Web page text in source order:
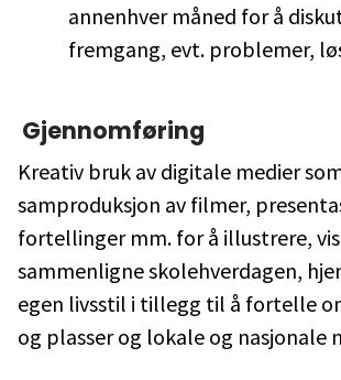
annenhver måned for å
fremgang, evt. problemer,
Gjennomføring
Kreativ bruk av digitale medier
samproduksjon av filmer,
fortellinger mm. for å illustrere,
sammenligne skolehverdagen,
egen livsstil i tillegg til å fortelle
og plasser og lokale og nasjonale